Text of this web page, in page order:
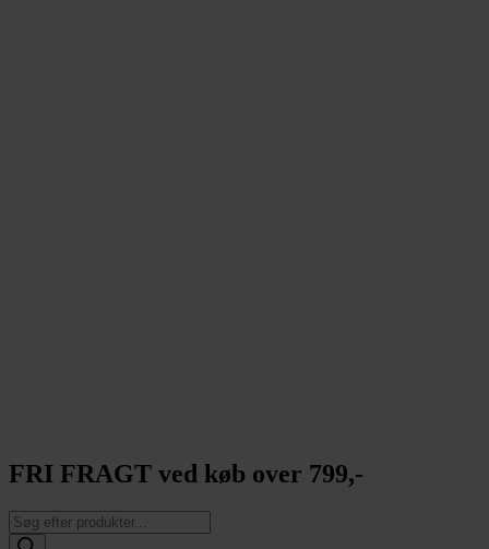
FRI FRAGT ved køb over 799,-
Products
search